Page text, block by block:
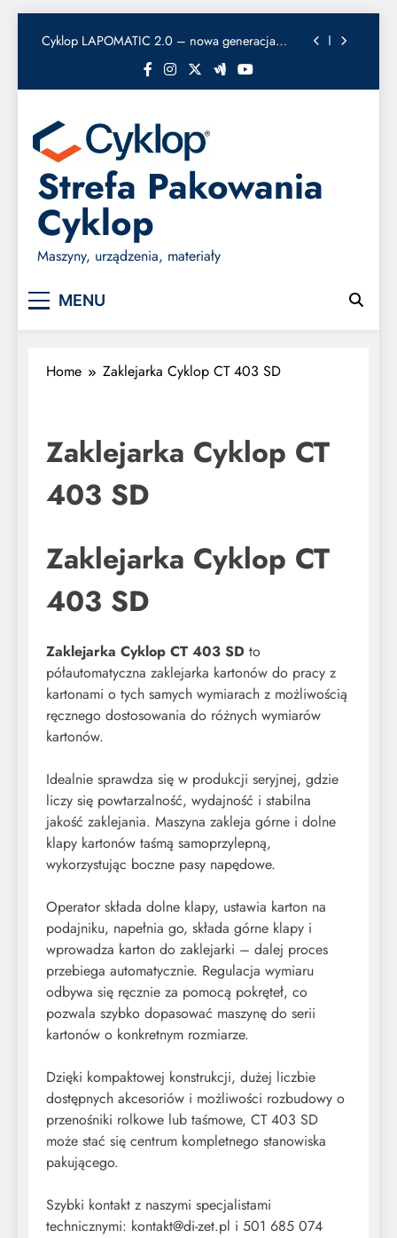
dyspensera WAT
Cyklop OmniStrap 380 – nowa bandownica
Cyklop CT 303 SD – półautomatyczna
zaklejarka kartonów
dyspensera WAT
Cyklop OmniStrap 380 – nowa bandownica
akumulatorowa
Strefa Pakowania
Cyklop
Maszyny, urządzenia, materiały
MENU
Home Zaklejarka Cyklop CT 403 SD
Zaklejarka Cyklop CT
403 SD
Zaklejarka Cyklop CT
403 SD
Zaklejarka Cyklop CT 403 SD to
półautomatyczna zaklejarka kartonów do pracy z
kartonami o tych samych wymiarach z możliwością
ręcznego dostosowania do różnych wymiarów
kartonów.
Idealnie sprawdza się w produkcji seryjnej, gdzie
liczy się powtarzalność, wydajność i stabilna
jakość zaklejania. Maszyna zakleja górne i dolne
klapy kartonów taśmą samoprzylepną,
wykorzystując boczne pasy napędowe.
Operator składa dolne klapy, ustawia karton na
podajniku, napełnia go, składa górne klapy i
wprowadza karton do zaklejarki – dalej proces
przebiega automatycznie. Regulacja wymiaru
odbywa się ręcznie za pomocą pokręteł, co
pozwala szybko dopasować maszynę do serii
kartonów o konkretnym rozmiarze.
Dzięki kompaktowej konstrukcji, dużej liczbie
dostępnych akcesoriów i możliwości rozbudowy o
przenośniki rolkowe lub taśmowe, CT 403 SD
może stać się centrum kompletnego stanowiska
pakującego.
​Szybki kontakt z naszymi specjalistami
technicznymi: kontakt@di-zet.pl i 501 685 074